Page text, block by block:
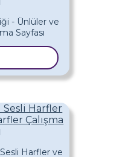
Sesli Harfler
Çalışma